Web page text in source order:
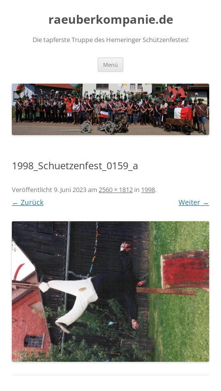
raeuberkompanie.de
Die tapferste Truppe des Hemeringer Schützenfestes!
Menü
1998_Schuetzenfest_0159_a
Veröffentlicht9. Juni 2023am 2560 × 1812 in 1998.
← Zurück Weiter →